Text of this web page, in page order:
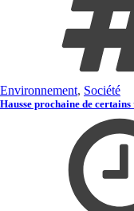
Environnement, Société
Hausse prochaine de